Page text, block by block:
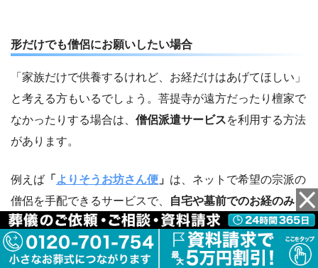
形だけでも僧侶にお願いしたい場合
「家族だけで供養するけれど、お経だけはあげてほしい」
と考える方もいるでしょう。菩提寺が遠方だったり檀家で
なかったりする場合は、 僧侶派遣サービスを利用する方法
があります。
例えば 「 よりそうお坊さん便 」 は、ネットで希望の宗派の
僧侶を手配できるサービスで、
自宅や墓前でのお経のみを
依頼することも可能です。
菩提寺がなくても安心して略式法要ができるため、こうし